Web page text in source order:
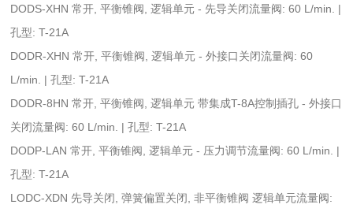
DODS-XHN 常开, 平衡锥阀, 逻辑单元 - 先导关闭流量阀: 60 L/min. |
孔型: T-21A
DODR-XHN 常开, 平衡锥阀, 逻辑单元 - 外接口关闭流量阀: 60
L/min. | 孔型: T-21A
DODR-8HN 常开, 平衡锥阀, 逻辑单元 带集成T-8A控制插孔 - 外接口
关闭流量阀: 60 L/min. | 孔型: T-21A
DODP-LAN 常开, 平衡锥阀, 逻辑单元 - 压力调节流量阀: 60 L/min. |
孔型: T-21A
LODC-XDN 先导关闭, 弹簧偏置关闭, 非平衡锥阀 逻辑单元流量阀: